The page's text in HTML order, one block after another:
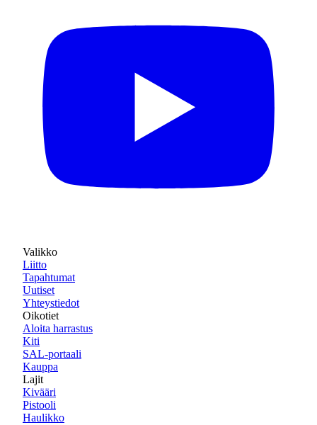
Valikko
Liitto
Tapahtumat
Uutiset
Yhteystiedot
Oikotiet
Aloita harrastus
Kiti
SAL-portaali
Kauppa
Lajit
Kivääri
Pistooli
Haulikko